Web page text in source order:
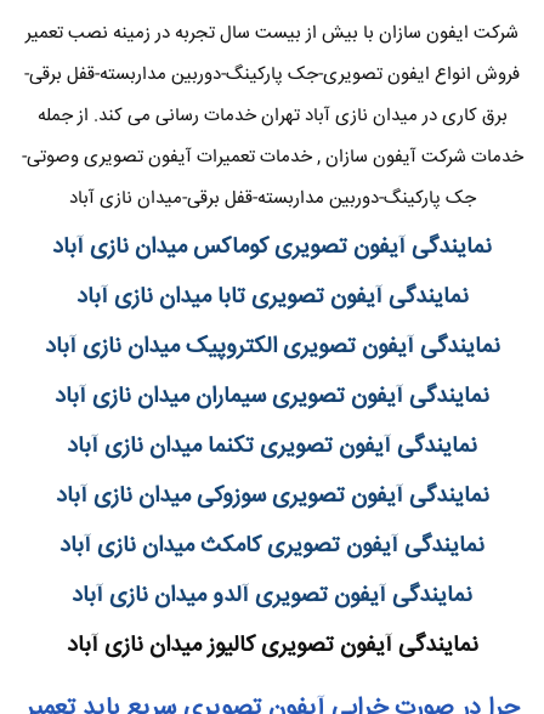
شرکت ایفون سازان با بیش از بیست سال تجربه در زمینه نصب تعمیر
فروش انواع ایفون تصویری-جک پارکینگ-دوربین مداربسته-قفل برقی-
برق کاری در میدان نازی آباد تهران خدمات رسانی می کند. از جمله
خدمات شرکت آیفون سازان , خدمات تعمیرات آیفون تصویری وصوتی-
جک پارکینگ-دوربین مداربسته-قفل برقی-میدان نازی آباد
نمایندگی آیفون تصویری کوماکس میدان نازی آباد
نمایندگی آیفون تصویری تابا میدان نازی آباد
نمایندگی آیفون تصویری الکتروپیک میدان نازی آباد
نمایندگی آیفون تصویری سیماران میدان نازی آباد
نمایندگی آیفون تصویری تکنما میدان نازی آباد
نمایندگی آیفون تصویری سوزوکی میدان نازی آباد
نمایندگی آیفون تصویری کامکث میدان نازی آباد
نمایندگی آیفون تصویری آلدو میدان نازی آباد
نمایندگی آیفون تصویری کالیوز میدان نازی آباد